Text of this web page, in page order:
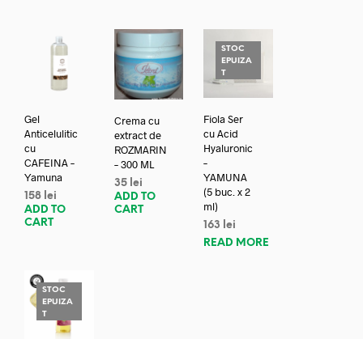
Gel
Anticelulitic
cu
CAFEINA –
Yamuna
158 lei
ADD TO
CART
Crema cu
extract de
ROZMARIN
– 300 ML
35 lei
ADD TO
CART
STOC
EPUIZA
T
Fiola Ser
cu Acid
Hyaluronic
–
YAMUNA
(5 buc. x 2
ml)
163
lei
READ MORE
STOC
EPUIZA
T